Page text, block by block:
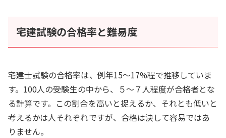
宅建試験の合格率と難易度
宅建士試験の合格率は、例年15～17%程で推移していま
す。100人の受験生の中から、５～７人程度が合格者とな
る計算です。この割合を高いと捉えるか、それとも低いと
考えるかは人それぞれですが、合格は決して容易ではあ
りません。